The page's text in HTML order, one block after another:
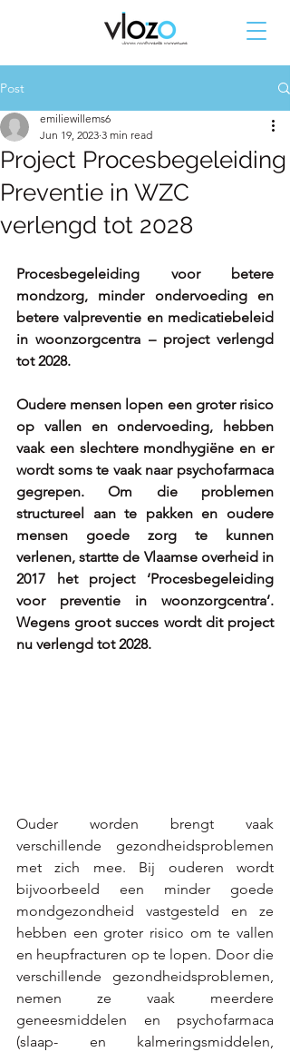
Post
Project Procesbegeleiding
Preventie in WZC
verlengd tot 2028
emiliewillems6
Jun 19, 2023 3 min read
Procesbegeleiding voor betere
mondzorg, minder ondervoeding en
betere valpreventie en medicatiebeleid
in woonzorgcentra – project verlengd
tot 2028.
Oudere mensen lopen een groter risico
op vallen en ondervoeding, hebben
vaak een slechtere mondhygiëne en er
wordt soms te vaak naar psychofarmaca
gegrepen. Om die problemen
structureel aan te pakken en oudere
mensen goede zorg te kunnen
verlenen, startte de Vlaamse overheid in
2017 het project ‘Procesbegeleiding
voor preventie in woonzorgcentra’.
Wegens groot succes wordt dit project
nu verlengd tot 2028.
Ouder worden brengt vaak
verschillende gezondheidsproblemen
met zich mee. Bij ouderen wordt
bijvoorbeeld een minder goede
mondgezondheid vastgesteld en ze
hebben een groter risico om te vallen
en heupfracturen op te lopen. Door die
verschillende gezondheidsproblemen,
nemen ze vaak meerdere
geneesmiddelen en psychofarmaca
(slaap- en kalmeringsmiddelen,